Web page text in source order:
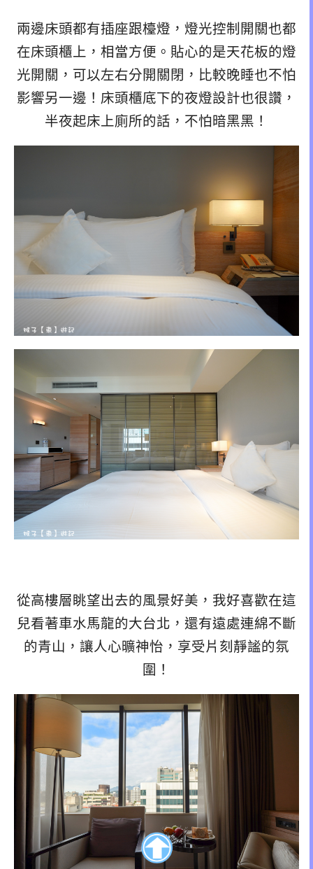
兩邊床頭都有插座跟檯燈，燈光控制開關也都
在床頭櫃上，相當方便。貼心的是天花板的燈
光開關，可以左右分開關閉，比較晚睡也不怕
影響另一邊！床頭櫃底下的夜燈設計也很讚，
半夜起床上廁所的話，不怕暗黑黑！
從高樓層眺望出去的風景好美，我好喜歡在這
兒看著車水馬龍的大台北，還有遠處連綿不斷
的青山，讓人心曠神怡，享受片刻靜謐的氛
圍！